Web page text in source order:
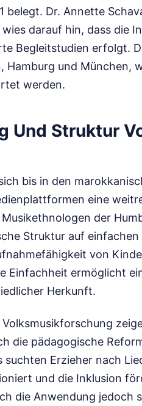
belegt. Dr. Annette
darauf hin, dass die
Begleitstudien erfolgt.
und München,
werden.
Und Struktur
bis in den
eine
der
Struktur auf einfachen
von
Einfachheit ermöglicht
Herkunft.
die pädagogische
Erzieher nach
und die Inklusion
die Anwendung jedoch